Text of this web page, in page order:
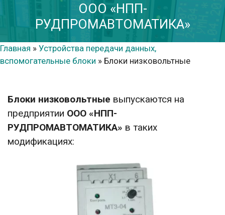
ООО «НПП-
РУДПРОМАВТОМАТИКА»
Главная » Устройства передачи данных,
вспомогательные блоки » Блоки низковольтные
Блоки низковольтные выпускаются на
предприятии ООО «НПП-
РУДПРОМАВТОМАТИКА» в таких
модификациях: